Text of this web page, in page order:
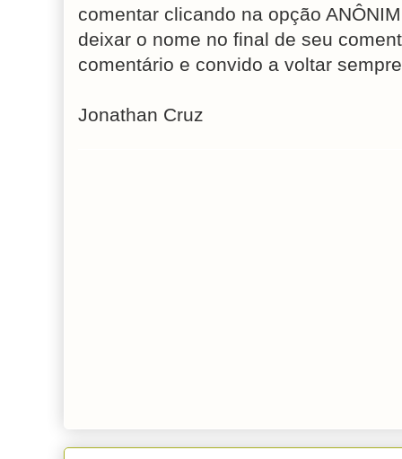
comentar clicando na opção
deixar o nome no final de seu
comentário e convido a voltar
Jonathan Cruz